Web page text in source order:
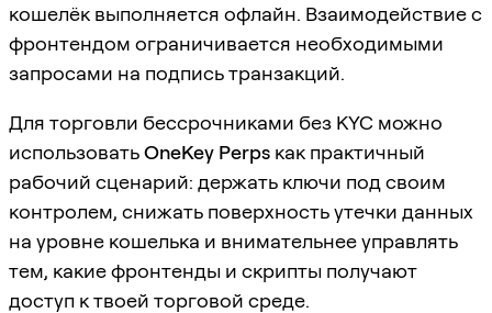
кошелёк выполняется офлайн. Взаимодействие с
фронтендом ограничивается необходимыми
запросами на подпись транзакций.
Для торговли бессрочниками без KYC можно
использоватьOneKey Perps как практичный
рабочий сценарий: держать ключи под своим
контролем, снижать поверхность утечки данных
на уровне кошелька и внимательнее управлять
тем, какие фронтенды и скрипты получают
доступ к твоей торговой среде.